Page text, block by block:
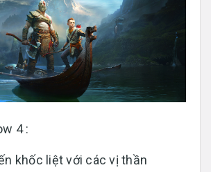
4 :
khốc liệt với các vị thần